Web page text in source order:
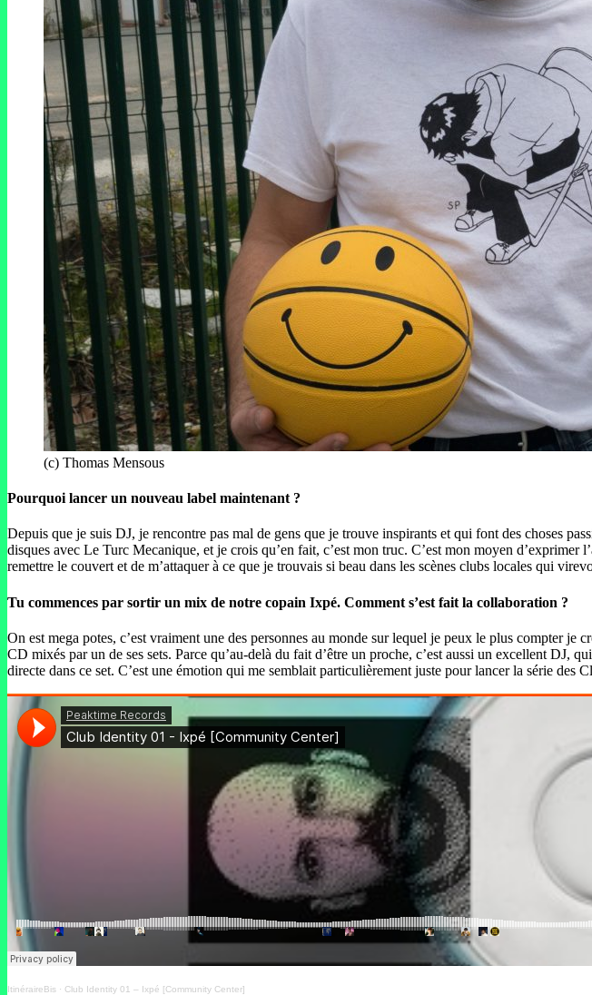
(c) Thomas Mensous
Pourquoi lancer un nouveau label maintenant ?
Depuis que je suis DJ, je rencontre pas mal de gens que je trouve inspirants et qui font des choses
disques avec Le Turc Mecanique, et je crois qu’en fait, c’est mon truc. C’est mon moyen
remettre le couvert et de m’attaquer à ce que je trouvais si beau dans les scènes clubs locales qui
Tu commences par sortir un mix de notre copain Ixpé. Comment s’est fait la collaboration ?
On est mega potes, c’est vraiment une des personnes au monde sur lequel je peux le plus compter
CD mixés par un de ses sets. Parce qu’au-delà du fait d’être un proche, c’est aussi un excellent DJ,
directe dans ce set. C’est une émotion qui me semblait particulièrement juste pour lancer la série des
ItinéraireBis · Club Identity 01 – Ixpé [Community Center]